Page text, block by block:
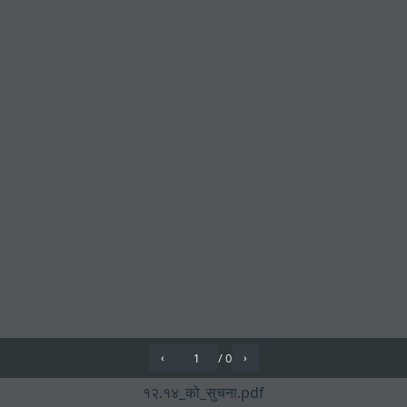
‹ /0 ›
१२.१४_को_सुचना.pdf